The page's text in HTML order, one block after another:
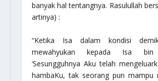
banyak hal tentangnya. Rasulullah
artinya) :
“Ketika Isa dalam kondisi
mewahyukan kepada Isa bin
‘Sesungguhnya Aku telah
hambaKu, tak seorang pun mampu